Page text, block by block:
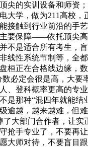
的实训设备和师资
学，做为211高校
触到行业前沿的
要保障——依托顶尖
不是适合所有考生
性系统节制等，
正在合格线边缘
必定会很是高，大
登科概率更高的
那种“混四年就能
越，越来越难，
大部门合作者，让
手专业了，不要再
师对待，不要盲